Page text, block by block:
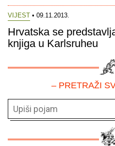
VIJEST • 09.11.2013.
Hrvatska se
knjiga u Karlsruheu
– PRETRAŽI